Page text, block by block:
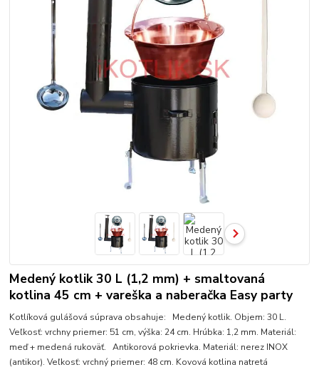
Medený kotlik 30 L (1,2 mm) + smaltovaná
kotlina 45 cm + vareška a naberačka Easy party
Kotlíková gulášová súprava obsahuje: Medený kotlik. Objem: 30 L.
Veľkosť: vrchny priemer: 51 cm, výška: 24 cm. Hrúbka: 1,2 mm. Materiál:
meď + medená rukoväť. Antikorová pokrievka. Materiál: nerez INOX
(antikor). Veľkosť: vrchný priemer: 48 cm. Kovová kotlina natretá